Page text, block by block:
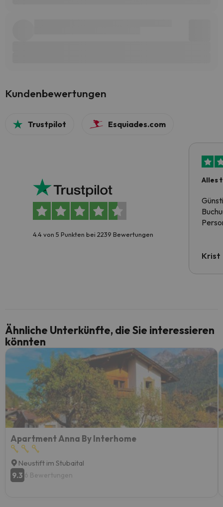
Kundenbewertungen
Trustpilot Esquiades.com
4.4 von 5 Punkten bei 2239 Bewertungen
Alles
Krist
Ähnliche Unterkünfte, die Sie interessieren
könnten
Apartment Anna By Interhome
Neustift im Stubaital
9.3 6 Bewertungen